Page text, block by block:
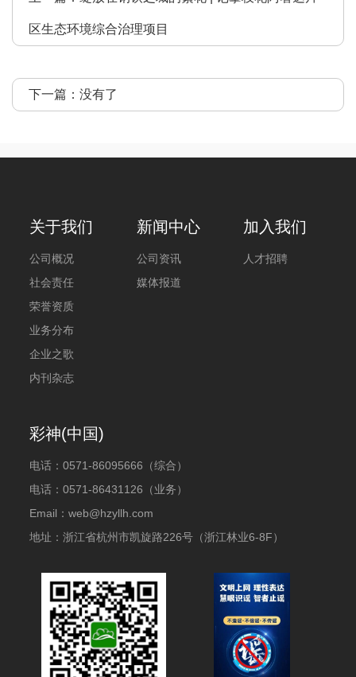
区生态环境综合治理项目
下一篇：没有了
关于我们
公司概况
社会责任
荣誉资质
业务分布
企业之歌
内刊杂志
新闻中心
公司资讯
媒体报道
加入我们
人才招聘
彩神(中国)
电话：0571-86095666（综合）
电话：0571-86431126（业务）
Email：web@hzyllh.com
地址：浙江省杭州市凯旋路226号（浙江林业6-8F）